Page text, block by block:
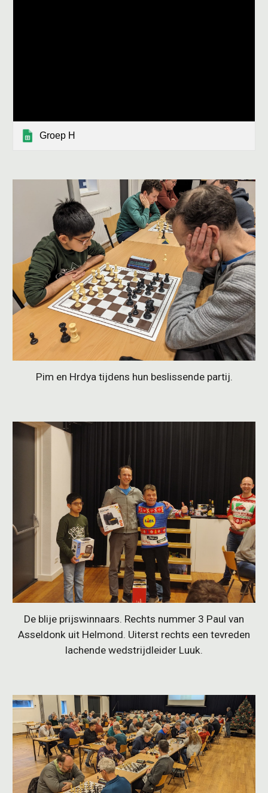
Groep H
Pim en Hrdya tijdens hun beslissende partij.
De blije prijswinnaars. Rechts nummer 3 Paul van
Asseldonk uit Helmond. Uiterst rechts een tevreden
lachende wedstrijdleider Luuk.